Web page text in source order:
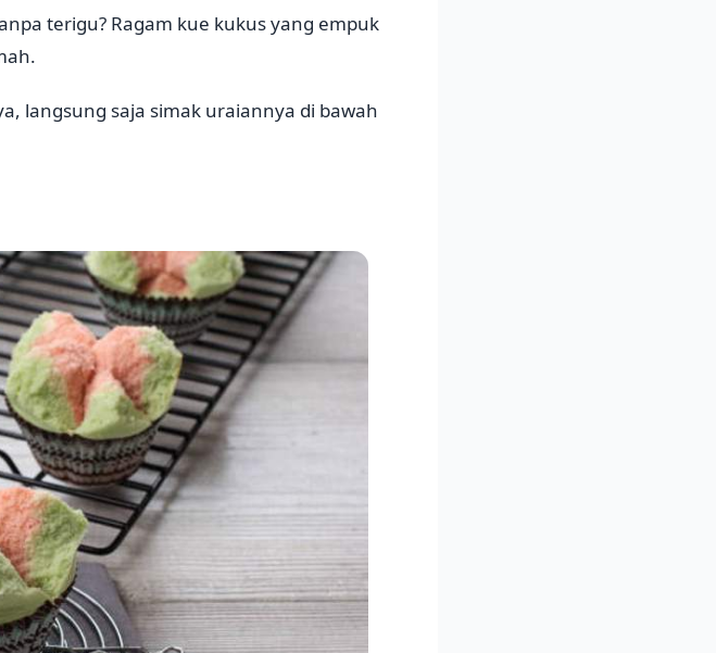
terigu? Ragam kue kukus yang empuk
langsung saja simak uraiannya di bawah